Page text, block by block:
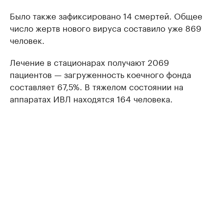
Было также зафиксировано 14 смертей. Общее
число жертв нового вируса составило уже 869
человек.
Лечение в стационарах получают 2069
пациентов — загруженность коечного фонда
составляет 67,5%. В тяжелом состоянии на
аппаратах ИВЛ находятся 164 человека.